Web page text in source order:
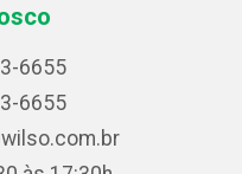
6655
6655